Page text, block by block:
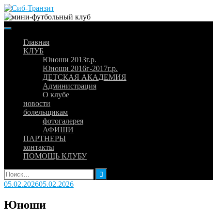
Skip
to
content
Главная
КЛУБ
Юноши 2013г.р.
Юноши 2016г-2017г.р.
ДЕТСКАЯ АКАДЕМИЯ
Администрация
О клубе
новости
болельщикам
фотогалерея
АФИШИ
ПАРТНЕРЫ
контакты
ПОМОЩЬ КЛУБУ
Найти:
05.02.202605.02.2026
Юноши